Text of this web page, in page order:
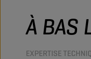
À BAS
EXPERTISE